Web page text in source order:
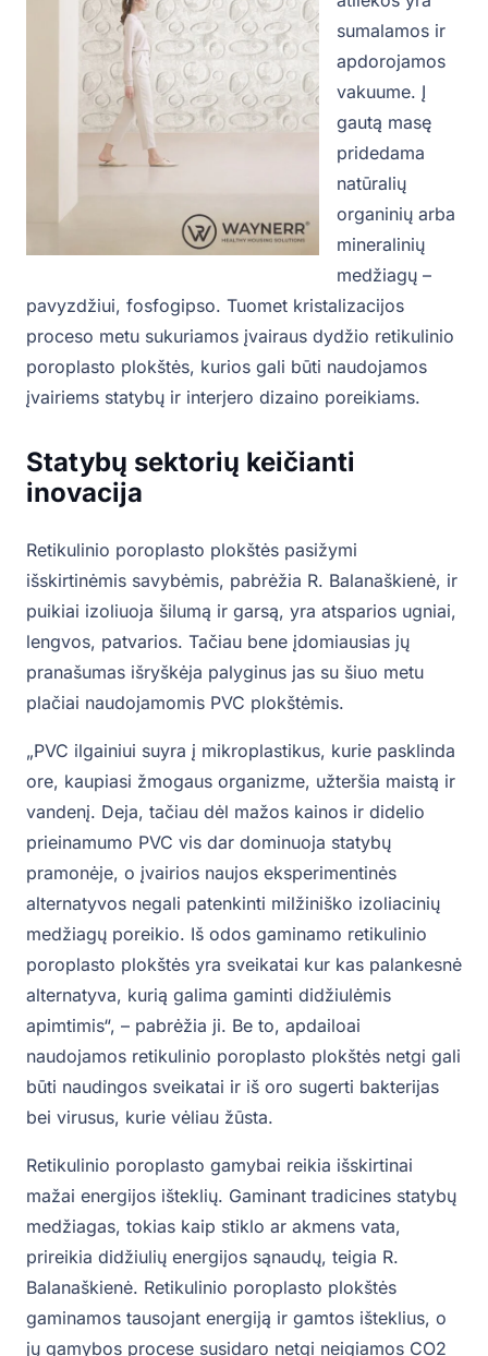
sumalamos ir
apdorojamos
vakuume. Į
gautą masę
pridedama
natūralių
organinių arba
mineralinių
medžiagų –
pavyzdžiui, fosfogipso. Tuomet kristalizacijos
proceso metu sukuriamos įvairaus dydžio retikulinio
poroplasto plokštės, kurios gali būti naudojamos
įvairiems statybų ir interjero dizaino poreikiams.
Statybų sektorių keičianti
inovacija
Retikulinio poroplasto plokštės pasižymi
išskirtinėmis savybėmis, pabrėžia R. Balanaškienė, ir
puikiai izoliuoja šilumą ir garsą, yra atsparios ugniai,
lengvos, patvarios. Tačiau bene įdomiausias jų
pranašumas išryškėja palyginus jas su šiuo metu
plačiai naudojamomis PVC plokštėmis.
„PVC ilgainiui suyra į mikroplastikus, kurie pasklinda
ore, kaupiasi žmogaus organizme, užteršia maistą ir
vandenį. Deja, tačiau dėl mažos kainos ir didelio
prieinamumo PVC vis dar dominuoja statybų
pramonėje, o įvairios naujos eksperimentinės
alternatyvos negali patenkinti milžiniško izoliacinių
medžiagų poreikio. Iš odos gaminamo retikulinio
poroplasto plokštės yra sveikatai kur kas palankesnė
alternatyva, kurią galima gaminti didžiulėmis
apimtimis“, – pabrėžia ji. Be to, apdailoai
naudojamos retikulinio poroplasto plokštės netgi gali
būti naudingos sveikatai ir iš oro sugerti bakterijas
bei virusus, kurie vėliau žūsta.
Retikulinio poroplasto gamybai reikia išskirtinai
mažai energijos išteklių. Gaminant tradicines statybų
medžiagas, tokias kaip stiklo ar akmens vata,
prireikia didžiulių energijos sąnaudų, teigia R.
Balanaškienė. Retikulinio poroplasto plokštės
gaminamos tausojant energiją ir gamtos išteklius, o
jų gamybos procese susidaro netgi neigiamos CO2